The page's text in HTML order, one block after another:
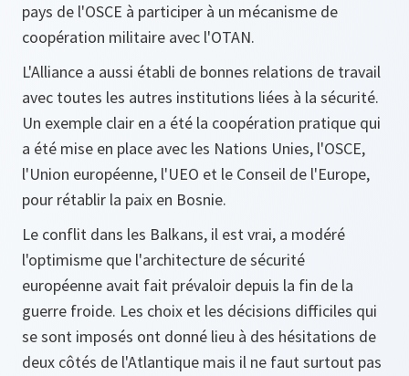
pays de l'OSCE à participer à un mécanisme de
coopération militaire avec l'OTAN.
L'Alliance a aussi établi de bonnes relations de travail
avec toutes les autres institutions liées à la sécurité.
Un exemple clair en a été la coopération pratique qui
a été mise en place avec les Nations Unies, l'OSCE,
l'Union européenne, l'UEO et le Conseil de l'Europe,
pour rétablir la paix en Bosnie.
Le conflit dans les Balkans, il est vrai, a modéré
l'optimisme que l'architecture de sécurité
européenne avait fait prévaloir depuis la fin de la
guerre froide. Les choix et les décisions difficiles qui
se sont imposés ont donné lieu à des hésitations de
deux côtés de l'Atlantique mais il ne faut surtout pas